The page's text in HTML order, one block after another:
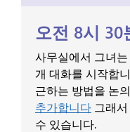
오전 8시 30
사무실에서 그녀
개 대화를 시작합
근하는 방법을 논
추가합니다 그래
수 있습니다.